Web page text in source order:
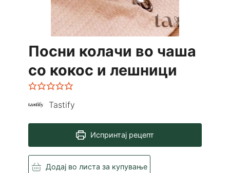
Посни колачи во чаша
со кокос и лешници
Tastify
Испринтај рецепт
Додај во листа за купување